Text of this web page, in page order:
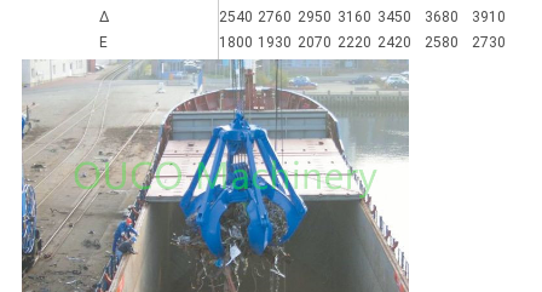
Δ
2540 2760 2950 3160 3450 3680
3910
Ε
1800 1930 2070 2220 2420 2580 2730